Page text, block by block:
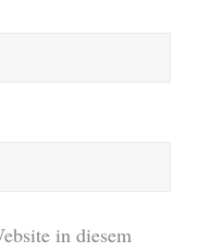
in diesem